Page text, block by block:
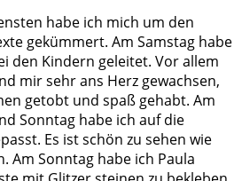
habe ich mich um den
gekümmert. Am Samstag habe
den Kindern geleitet. Vor allem
mir sehr ans Herz gewachsen,
getobt und spaß gehabt. Am
Sonntag habe ich auf die
Es ist schön zu sehen wie
Am Sonntag habe ich Paula